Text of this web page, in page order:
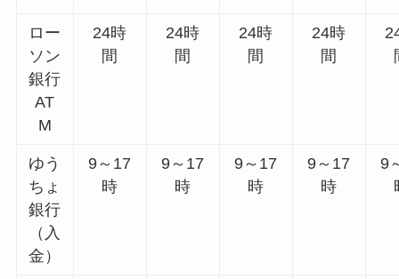
ロー
ソン
銀行
AT
M
24時
間
24時
間
24時
間
24時
間
ゆう
ちょ
銀行
（入
金）
9～17
時
9～17
時
9～17
時
9～17
時
9